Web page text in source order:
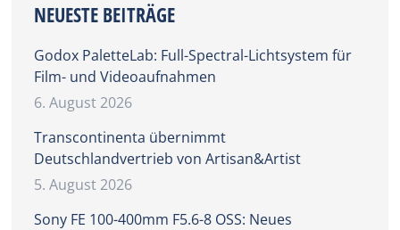
NEUESTE BEITRÄGE
Godox PaletteLab: Full-Spectral-Lichtsystem für
Film- und Videoaufnahmen
6. August 2026
Transcontinenta übernimmt
Deutschlandvertrieb von Artisan&Artist
5. August 2026
Sony FE 100-400mm F5.6-8 OSS: Neues